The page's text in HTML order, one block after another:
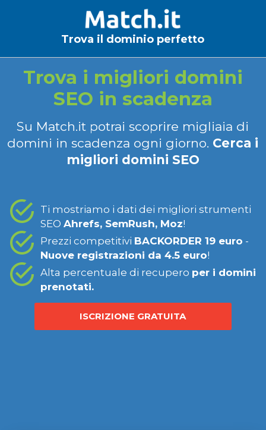
Trova il dominio perfetto
Trova i migliori domini
SEO in scadenza
Su Match.it potrai scoprire migliaia di
domini in scadenza ogni giorno. Cerca i
migliori domini SEO
Ti mostriamo i dati dei migliori strumenti
SEO Ahrefs, SemRush, Moz!
Prezzi competitivi BACKORDER 19 euro -
Nuove registrazioni da 4.5 euro!
Alta percentuale di recupero per i domini
prenotati.
ISCRIZIONE GRATUITA